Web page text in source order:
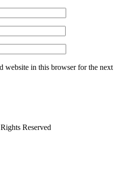
website in this browser for the next
Reserved